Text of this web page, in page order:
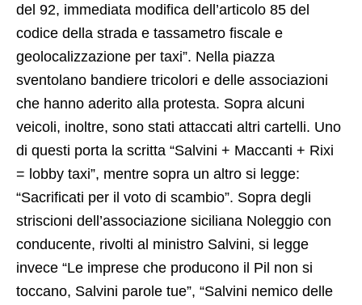
del 92, immediata modifica dell’articolo 85 del
codice della strada e tassametro fiscale e
geolocalizzazione per taxi”. Nella piazza
sventolano bandiere tricolori e delle associazioni
che hanno aderito alla protesta. Sopra alcuni
veicoli, inoltre, sono stati attaccati altri cartelli. Uno
di questi porta la scritta “Salvini + Maccanti + Rixi
= lobby taxi”, mentre sopra un altro si legge:
“Sacrificati per il voto di scambio”. Sopra degli
striscioni dell’associazione siciliana Noleggio con
conducente, rivolti al ministro Salvini, si legge
invece “Le imprese che producono il Pil non si
toccano, Salvini parole tue”, “Salvini nemico delle